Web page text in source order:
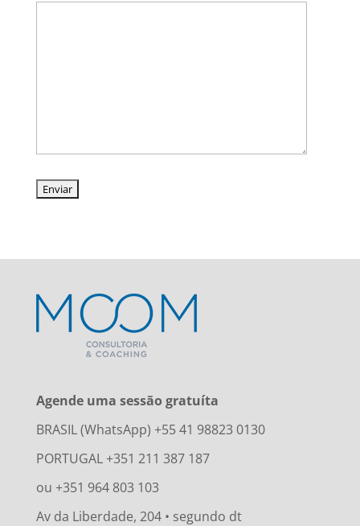
Agende uma sessão gratuíta
BRASIL (WhatsApp) +55 41 98823 0130
PORTUGAL +351 211 387 187
ou +351 964 803 103
Av da Liberdade, 204 • segundo dt